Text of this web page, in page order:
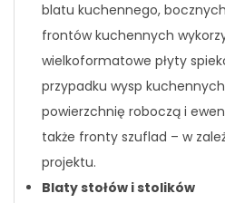
blatu kuchennego,
frontów kuchennych
wielkoformatowe płyty
przypadku wysp
powierzchnię roboczą i
także fronty szuflad – w
projektu.
Blaty stołów i stolików